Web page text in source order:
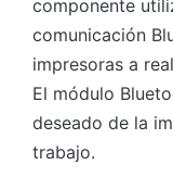
componente
comunicación
impresoras a
El módulo
deseado de la
trabajo.